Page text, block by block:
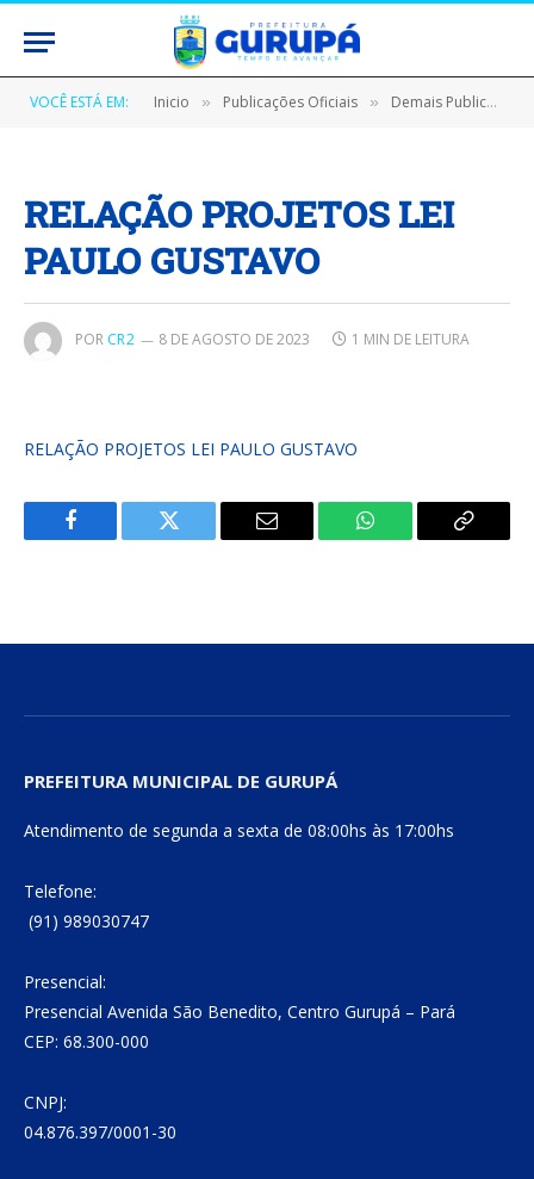
VOCÊ ESTÁ EM: Inicio » Publicações Oficiais » Demais Publicações Oficiais
RELAÇÃO PROJETOS LEI
PAULO GUSTAVO
POR CR2 8 DE AGOSTO DE 2023 1 MIN DE LEITURA
RELAÇÃO PROJETOS LEI PAULO GUSTAVO
Facebook Twitter
E-
WhatsApp Copiar
PREFEITURA MUNICIPAL DE GURUPÁ
Atendimento de segunda a sexta de 08:00hs às 17:00hs
Telefone:
(91) 989030747
Presencial:
Presencial Avenida São Benedito, Centro Gurupá – Pará
CEP: 68.300-000
CNPJ:
04.876.397/0001-30